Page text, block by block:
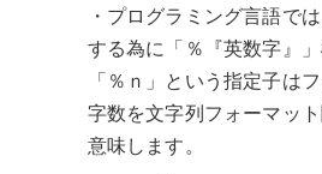
・プログラミング言語で
する為に「％『英数字』
「％ｎ」という指定子は
字数を文字列フォーマッ
意味します。